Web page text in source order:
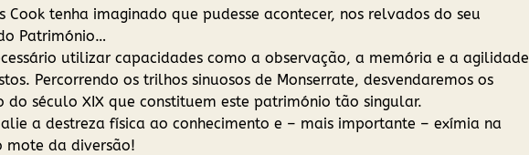
Cook tenha imaginado que pudesse acontecer, nos relvados do seu
Património…
utilizar capacidades como a observação, a memória e a agilidade
Percorrendo os trilhos sinuosos de Monserrate, desvendaremos os
do século XIX que constituem este património tão singular.
a destreza física ao conhecimento e – mais importante – exímia na
mote da diversão!